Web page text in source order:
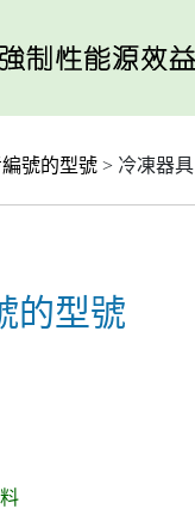
號的型號 > 冷凍器具
的型號